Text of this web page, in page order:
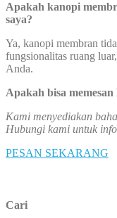
Apakah kanopi
saya?
Ya, kanopi membran
fungsionalitas ruang
Anda.
Apakah bisa
Kami menyediakan
Hubungi kami untuk
PESAN SEKARANG
Cari